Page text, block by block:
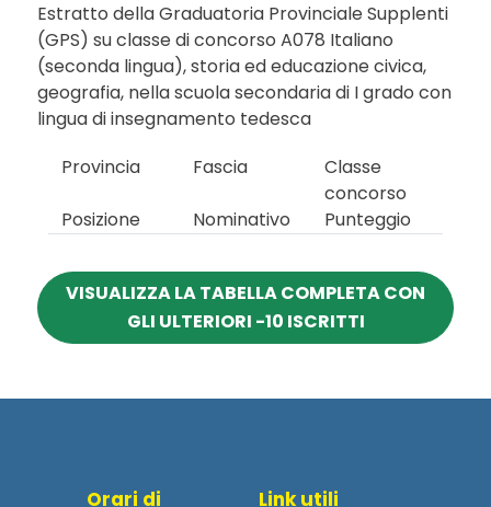
Estratto della Graduatoria Provinciale Supplenti
(GPS) su classe di concorso A078 Italiano
(seconda lingua), storia ed educazione civica,
geografia, nella scuola secondaria di I grado con
lingua di insegnamento tedesca
Provincia
Fascia
Classe
concorso
Posizione
Nominativo Punteggio
VISUALIZZA LA TABELLA COMPLETA CON
GLI ULTERIORI -10 ISCRITTI
Orari di
Link utili